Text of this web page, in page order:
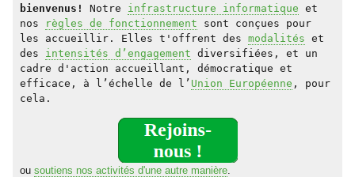
bienvenus!
Notre infrastructure informatique et
nos
règles de fonctionnement sont conçues pour
les accueillir. Elles t'offrent des modalités et
des intensités d’engagement diversifiées, et un
cadre d'action accueillant, démocratique et
efficace, à l’échelle de l’ Union Européenne , pour
cela.
ou soutiens nos activités d'une autre manière